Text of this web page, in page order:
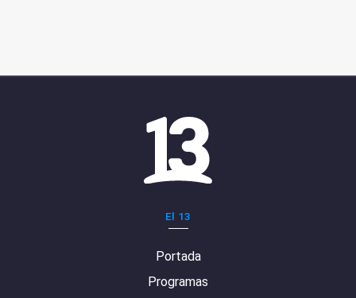
El 13
Portada
Programas